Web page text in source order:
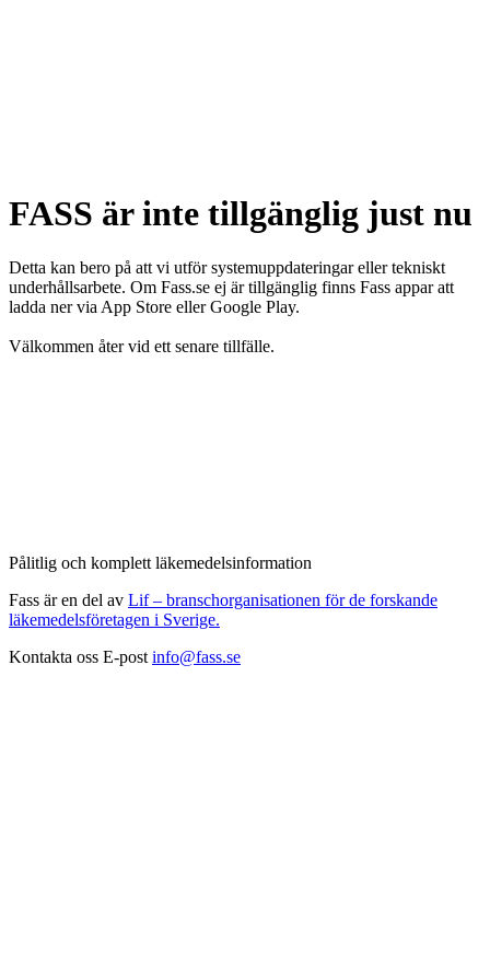
FASS är inte tillgänglig just nu
Detta kan bero på att vi utför systemuppdateringar eller tekniskt
underhållsarbete. Om Fass.se ej är tillgänglig finns Fass appar att
ladda ner via App Store eller Google Play.
Välkommen åter vid ett senare tillfälle.
Pålitlig och komplett läkemedelsinformation
Fass är en del av Lif – branschorganisationen för de forskande
läkemedelsföretagen i Sverige.
Kontakta oss E-post info@fass.se